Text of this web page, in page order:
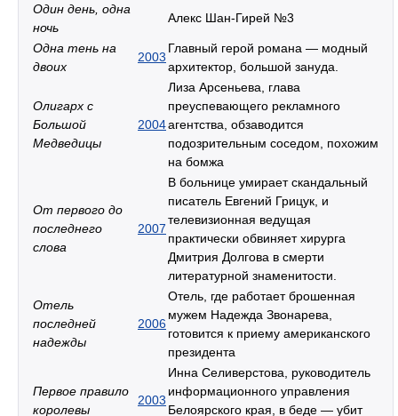
Один день, одна
ночь
Алекс Шан-Гирей №3
Одна тень на
двоих
2003
Главный герой романа — модный
архитектор, большой зануда.
Олигарх с
Большой
Медведицы
2004
Лиза Арсеньева, глава
преуспевающего рекламного
агентства, обзаводится
подозрительным соседом, похожим
на бомжа
От первого до
последнего
слова
2007
В больнице умирает скандальный
писатель Евгений Грицук, и
телевизионная ведущая
практически обвиняет хирурга
Дмитрия Долгова в смерти
литературной знаменитости.
Отель
последней
надежды
2006
Отель, где работает брошенная
мужем Надежда Звонарева,
готовится к приему американского
президента
Первое правило
королевы
2003
Инна Селиверстова, руководитель
информационного управления
Белоярского края, в беде — убит